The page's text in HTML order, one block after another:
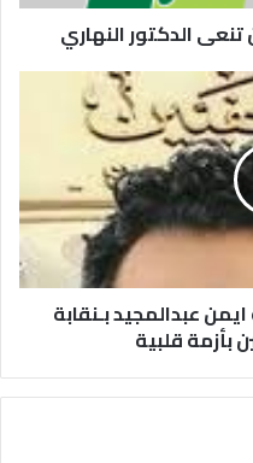
الدكتور النهاري
عبدالمجيد بـنقابة
بأزمة قلبية